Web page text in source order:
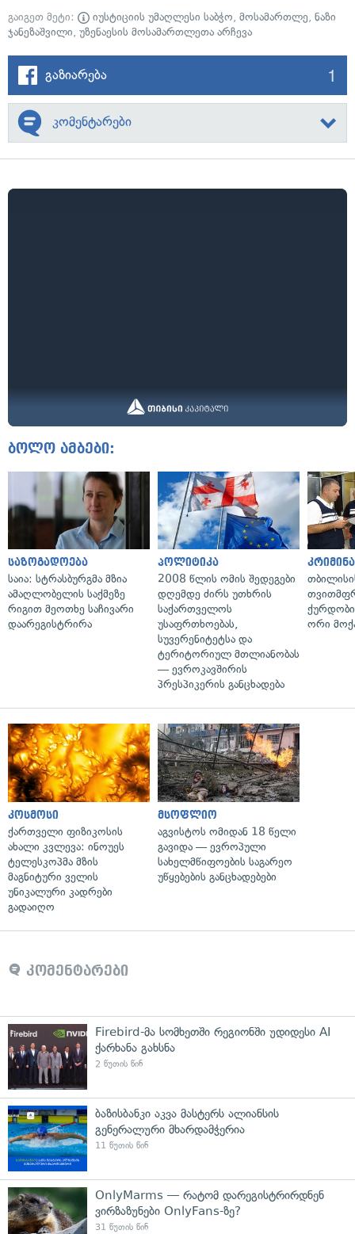
გაიგეთ მეტი: იუსტიციის უმაღლესი საბჭო, მოსამართლე, ნაზი
ჯანეზაშვილი, უზენაესის მოსამართლეთა არჩევა
გაზიარება 1
კომენტარები
ბოლო ამბები:
საზოგადოება
საია: სტრასბურგმა მზია
ამაღლობელის საქმეზე
რიგით მეოთხე საჩივარი
დაარეგისტრირა
პოლიტიკა
2008 წლის ომის შედეგები
დღემდე ძირს უთხრის
საქართველოს
უსაფრთხოებას,
სუვერენიტეტსა და
ტერიტორიულ მთლიანობას
— ევროკავშირის
პრესპიკერის განცხადება
ორი
კოსმოსი
ქართველი ფიზიკოსის
ახალი კვლევა: ინოუეს
ტელესკოპმა მზის
მაგნიტური ველის
უნიკალური კადრები
გადაიღო
მსოფლიო
აგვისტოს ომიდან 18 წელი
გავიდა — ევროპული
სახელმწიფოების საგარეო
უწყებების განცხადებები
კომენტარები
Firebird-მა სომხეთში რეგიონში უდიდესი AI
ქარხანა გახსნა
2 წუთის წინ
ბაზისბანკი აკვა მასტერს ალიანსის
გენერალური მხარდამჭერია
11 წუთის წინ
OnlyMarms — რატომ დარეგისტრირდნენ
ვირზაზუნები OnlyFans-ზე?
31 წუთის წინ